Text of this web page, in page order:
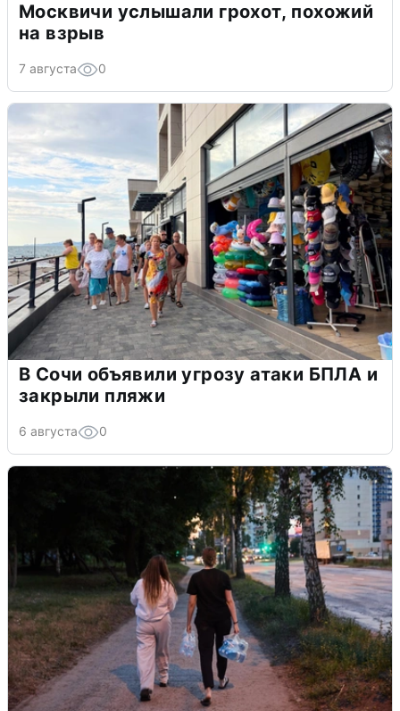
Москвичи услышали грохот, похожий
на взрыв
7 августа 0
В Сочи объявили угрозу атаки БПЛА и
закрыли пляжи
6 августа 0